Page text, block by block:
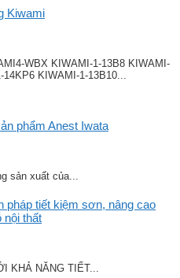
Kiwami
WBX KIWAMI-1-13B8 KIWAMI-
KIWAMI-1-13B10...
phẩm Anest Iwata
sản xuất của...
pháp tiết kiệm sơn, nâng cao
nội thất
KHẢ NĂNG TIẾT...